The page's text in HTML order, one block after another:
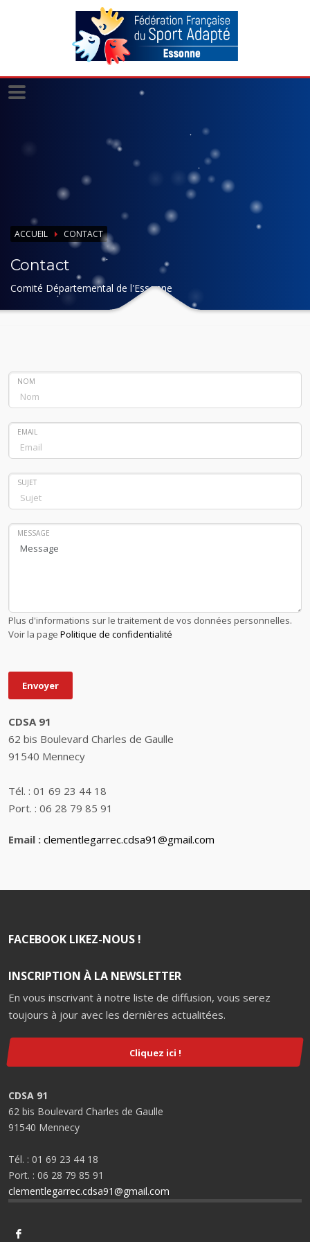
ACCUEIL CONTACT
Contact
Comité Départemental de l'Essonne
NOM
EMAIL
SUJET
MESSAGE
Plus d'informations sur le traitement de vos données personnelles.
Voir la page Politique de confidentialité
Envoyer
CDSA 91
62 bis Boulevard Charles de Gaulle
91540 Mennecy
Tél. : 01 69 23 44 18
Port. : 06 28 79 85 91
Email : clementlegarrec.cdsa91@gmail.com
FACEBOOK LIKEZ-NOUS !
INSCRIPTION À LA NEWSLETTER
En vous inscrivant à notre liste de diffusion, vous serez
toujours à jour avec les dernières actualitées.
Cliquez ici !
CDSA 91
62 bis Boulevard Charles de Gaulle
91540 Mennecy
Tél. : 01 69 23 44 18
Port. : 06 28 79 85 91
clementlegarrec.cdsa91@gmail.com
Panneau de gestion des cookies